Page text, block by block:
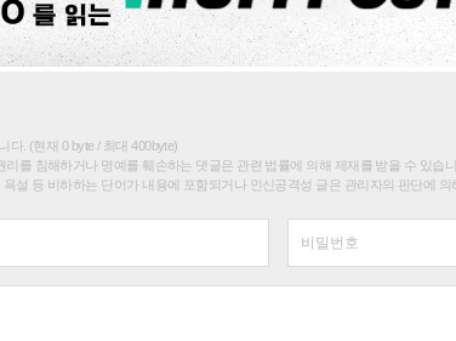
다. (현재 0 byte / 최대 400byte)
리를 침해하거나 명예를 훼손하는 댓글은 관련 법률에 의해 제재를 받을 수 있습
설 등 비하하는 단어가 내용에 포함되거나 인신공격성 글은 관리자의 판단에 의